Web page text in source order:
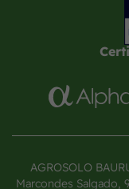
AGROSOLO
Marcondes Salgado,